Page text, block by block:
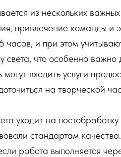
из нескольких
привлечение команды и
и при этом
света, что особенно важно
входить услуги
на творческой
уходит на
стандартам
работа выполняется